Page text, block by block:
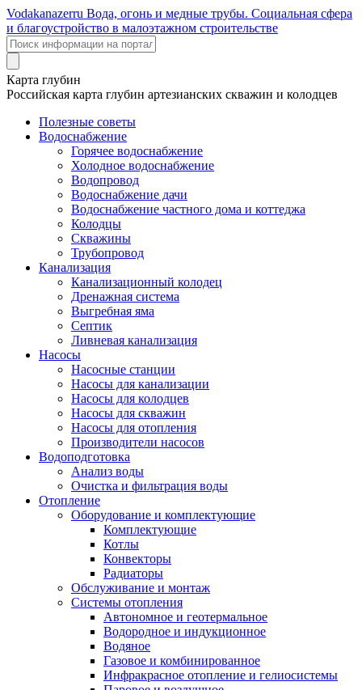
Vodakanazerru Вода, огонь и медные трубы. Социальная сфера
и благоустройство в малоэтажном строительстве
Карта глубин
Российская карта глубин артезианских скважин и колодцев
Полезные советы
Водоснабжение
Горячее водоснабжение
Холодное водоснабжение
Водопровод
Водоснабжение дачи
Водоснабжение частного дома и коттеджа
Колодцы
Скважины
Трубопровод
Канализация
Канализационный колодец
Дренажная система
Выгребная яма
Септик
Ливневая канализация
Насосы
Насосные станции
Насосы для канализации
Насосы для колодцев
Насосы для скважин
Насосы для отопления
Производители насосов
Водоподготовка
Анализ воды
Очистка и фильтрация воды
Отопление
Оборудование и комплектующие
Комплектующие
Котлы
Конвекторы
Радиаторы
Обслуживание и монтаж
Системы отопления
Автономное и геотермальное
Водородное и индукционное
Водяное
Газовое и комбинированное
Инфракрасное отопление и гелиосистемы